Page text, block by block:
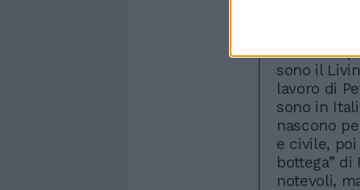
personale
ben fatto.
non sa
sono il
lavoro di
sono in
nascono
e civile,
bottega”
notevoli,